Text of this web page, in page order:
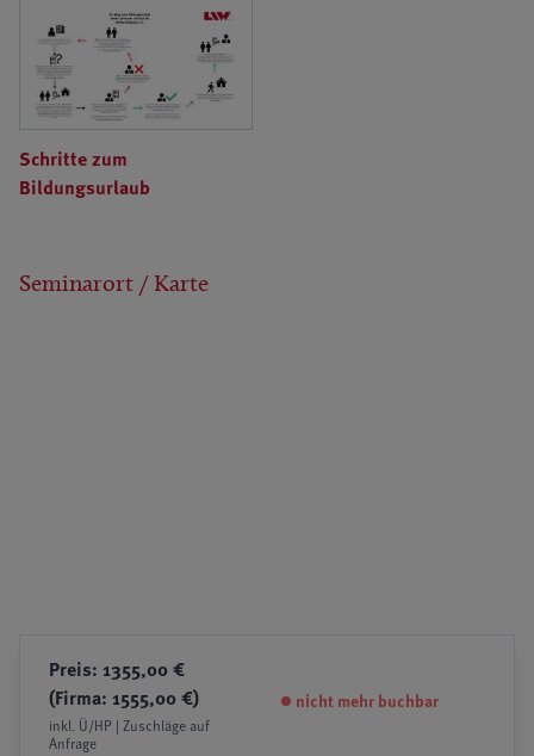
Schritte zum
Bildungsurlaub
Seminarort / Karte
Preis: 1355,00 €
(Firma: 1555,00 €)
inkl. Ü/HP | Zuschläge auf
Anfrage
nicht mehr buchbar